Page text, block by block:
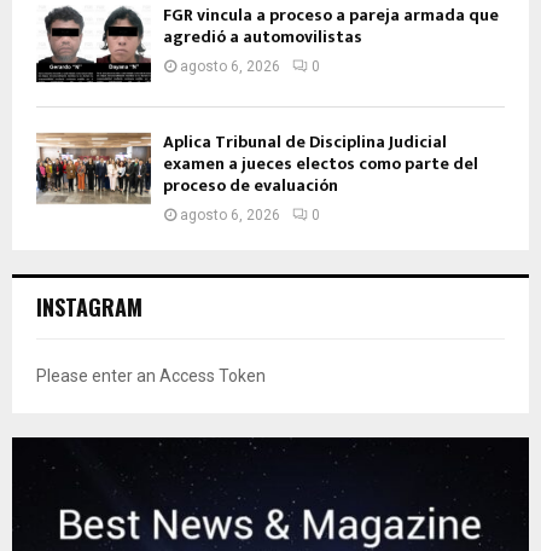
FGR vincula a proceso a pareja armada que
agredió a automovilistas
agosto 6, 2026 0
Aplica Tribunal de Disciplina Judicial
examen a jueces electos como parte del
proceso de evaluación
agosto 6, 2026 0
INSTAGRAM
Please enter an Access Token